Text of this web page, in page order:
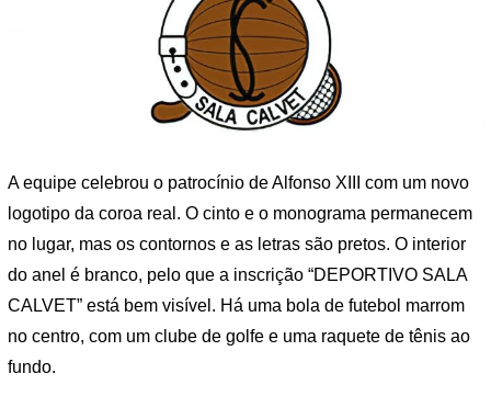
A equipe celebrou o patrocínio de Alfonso XIII com um novo
logotipo da coroa real. O cinto e o monograma permanecem
no lugar, mas os contornos e as letras são pretos. O interior
do anel é branco, pelo que a inscrição “DEPORTIVO SALA
CALVET” está bem visível. Há uma bola de futebol marrom
no centro, com um clube de golfe e uma raquete de tênis ao
fundo.